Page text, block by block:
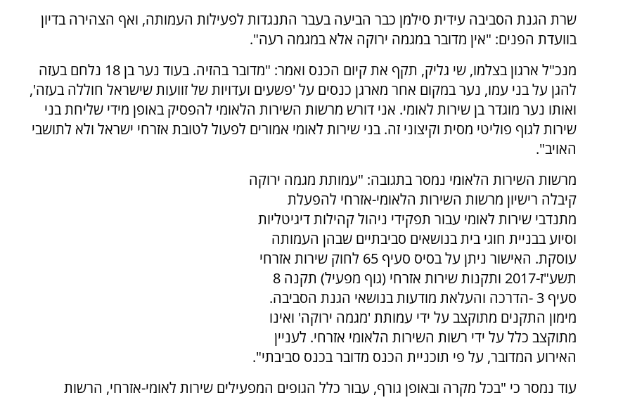
שרת הגנת הסביבה עידית סילמן כבר הביעה בעבר התנגדות לפעילות העמותה, ואף הצהירה בדיון
בוועדת הפנים: "אין מדובר במגמה ירוקה אלא במגמה רעה".
מנכ"ל ארגון בצלמו, שי גליק, תקף את קיום הכנס ואמר: "מדובר בהזיה. בעוד נער בן 18 נלחם בעזה
להגן על בני עמו, נער במקום אחר מארגן כנסים על 'פשעים ועדויות של זוועות שישראל חוללה בעזה',
ואותו נער מוגדר בן שירות לאומי. אני דורש מרשות השירות הלאומי להפסיק באופן מידי שליחת בני
שירות לגוף פוליטי מסית וקיצוני זה. בני שירות לאומי אמורים לפעול לטובת אזרחי ישראל ולא לתושבי
האויב".
מרשות השירות הלאומי נמסר בתגובה: "עמותת מגמה ירוקה
קיבלה רישיון מרשות השירות הלאומי-אזרחי להפעלת
מתנדבי שירות לאומי עבור תפקידי ניהול קהילות דיגיטליות
וסיוע בבניית חוגי בית בנושאים סביבתיים שבהן העמותה
עוסקת. האישור ניתן על בסיס סעיף 65 לחוק שירות אזרחי
תשע"ז-2017 ותקנות שירות אזרחי (גוף מפעיל) תקנה 8
סעיף 3 -הדרכה והעלאת מודעות בנושאי הגנת הסביבה.
מימון התקנים מתוקצב על ידי עמותת 'מגמה ירוקה' ואינו
מתוקצב כלל על ידי רשות השירות הלאומי אזרחי. לעניין
האירוע המדובר, על פי תוכניית הכנס מדובר בכנס סביבתי".
עוד נמסר כי "בכל מקרה ובאופן גורף, עבור כלל הגופים המפעילים שירות לאומי-אזרחי, הרשות